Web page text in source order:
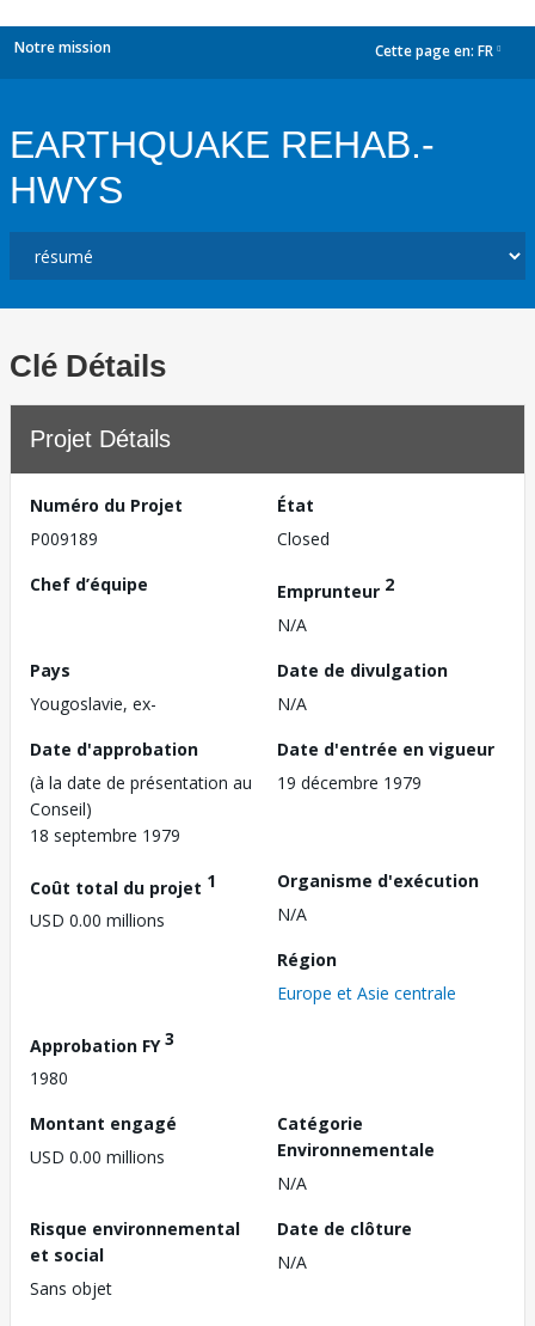
Notre mission Cette page en: FR
EARTHQUAKE REHAB.-
HWYS
Clé Détails
Projet Détails
Numéro du Projet
P009189
État
Closed
Chef d’équipe
Emprunteur 2
N/A
Pays
Yougoslavie, ex-
Date de divulgation
N/A
Date d'approbation
(à la date de présentation au
Conseil)
18 septembre 1979
Date d'entrée en vigueur
19 décembre 1979
Coût total du projet 1
USD 0.00 millions
Organisme d'exécution
N/A
Région
Europe et Asie centrale
Approbation FY3
1980
Montant engagé
USD 0.00 millions
Catégorie
Environnementale
N/A
Risque environnemental
et social
Sans objet
Date de clôture
N/A